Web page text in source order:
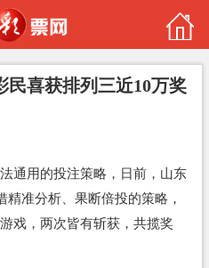
民喜获排列三近10万奖
用的投注策略，日前，山东
准分析、果断倍投的策略，
戏，两次皆有斩获，共揽奖